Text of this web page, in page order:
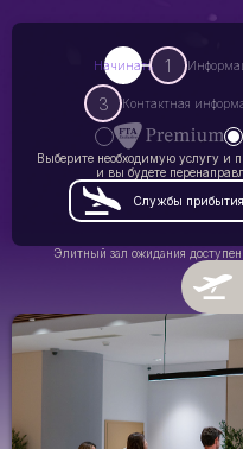
Начинать 1
3 Контактная
Выберите необходимую услугу и
и вы будете
Службы прибытия
Элитный зал ожидания